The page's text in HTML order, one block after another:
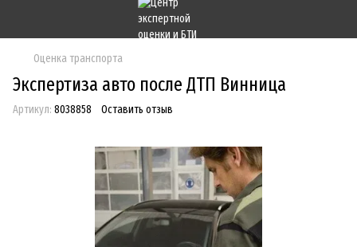
Оценка транспорта
Экспертиза авто после ДТП Винница
Артикул: 8038858 Оставить отзыв